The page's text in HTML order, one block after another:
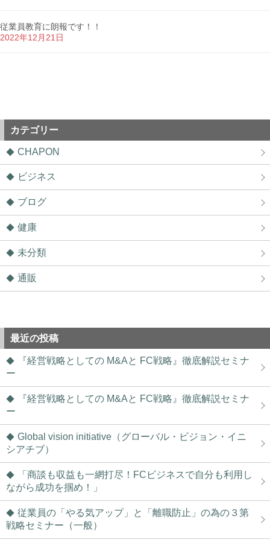
従業員教育に朗報です！！
2022年12月21日
カテゴリー
CHAPON
ビジネス
ブログ
健康
未分類
通販
最近の投稿
『経営戦略としての M&Aと FC戦略』徹底解説セミナ
ー
『経営戦略としての M&Aと FC戦略』徹底解説セミナ
ー
Global vision initiative（グローバル・ビジョン・イニ
シアチブ）
「商談も収益も一網打尽！FCビジネスで自分も利用し
ながら成功を掴め！」
従業員の「やる気アップ」と「離職防止」の為の３第
戦略セミナー（一般）